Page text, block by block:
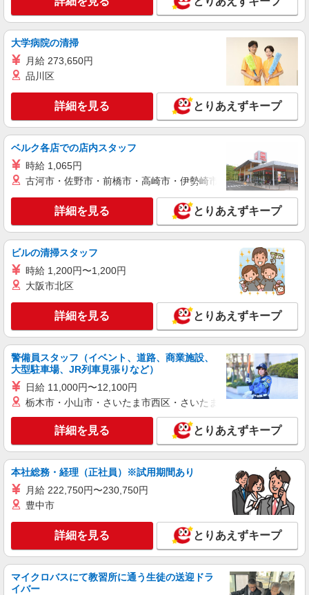
大学病院の清掃
月給 273,650円
品川区
詳細を見る とりあえずキープ
ベルク各店での店内スタッフ
時給 1,065円
古河市・佐野市・前橋市・高崎市・伊勢崎市・太田市・館林市
詳細を見る とりあえずキープ
ビルの清掃スタッフ
時給 1,200円〜1,200円
大阪市北区
詳細を見る とりあえずキープ
警備員スタッフ（イベント、道路、商業施設、
大型駐車場、JR列車見張りなど）
日給 11,000円〜12,100円
栃木市・小山市・さいたま市西区・さいたま市岩槻区・久喜市・
詳細を見る とりあえずキープ
本社総務・経理（正社員）※試用期間あり
月給 222,750円〜230,750円
豊中市
詳細を見る とりあえずキープ
マイクロバスにて教習所に通う生徒の送迎ドラ
イバー